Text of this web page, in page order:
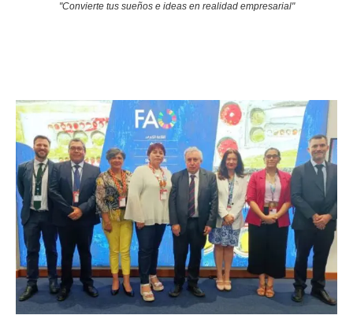
"Convierte tus sueños e ideas en realidad empresarial"